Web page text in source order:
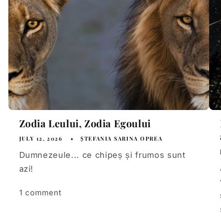
Zodia Leului, Zodia Egoului
JULY 12, 2026 ȘTEFANIA SARINA OPREA
Dumnezeule... ce chipeș și frumos sunt
azi!
1 comment